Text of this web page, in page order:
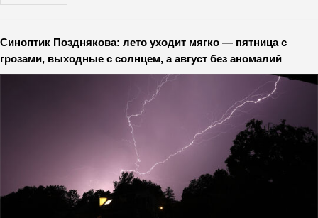
Синоптик Позднякова: лето уходит мягко — пятница с
грозами, выходные с солнцем, а август без аномалий